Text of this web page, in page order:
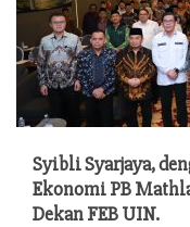
Syibli Syarjaya,
Ekonomi PB
Dekan FEB UIN.